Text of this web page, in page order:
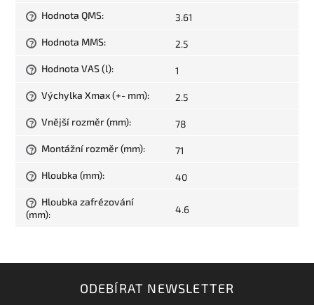
? Hodnota QMS: 3.61
? Hodnota MMS: 2.5
? Hodnota VAS (l): 1
? Výchylka Xmax (+- mm): 2.5
? Vnější rozměr (mm): 78
? Montážní rozměr (mm): 71
? Hloubka (mm): 40
?
Hloubka zafrézování
(mm): 4.6
ODEBÍRAT NEWSLETTER